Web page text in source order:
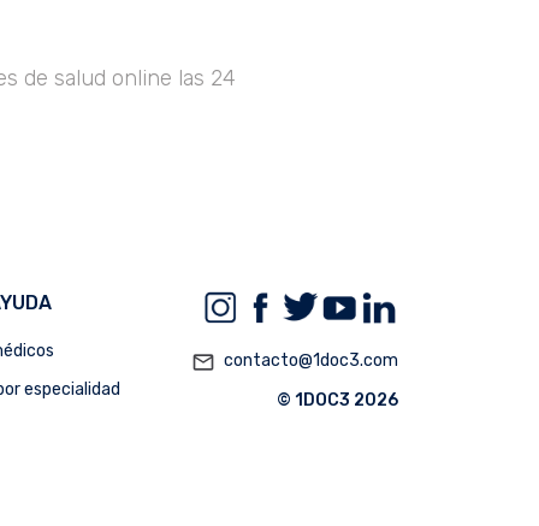
de salud online las 24
especialidad
mail_outline contacto@1doc3.com
© 1DOC3 2026